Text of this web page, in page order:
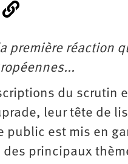
première réaction
du scrutin
leur tête de
public est mis en
principaux